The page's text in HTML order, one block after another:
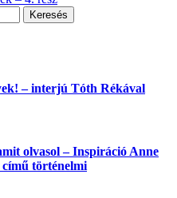
– interjú Tóth Rékával
olvasol – Inspiráció Anne
című történelmi